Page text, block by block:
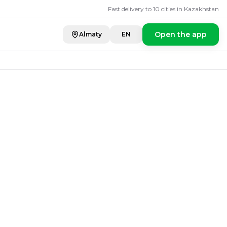
Fast delivery to 10 cities in Kazakhstan
Almaty EN Open the app